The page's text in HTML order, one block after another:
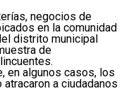
negocios de
en la comunidad
distrito municipal
de
en algunos casos, los
a ciudadanos